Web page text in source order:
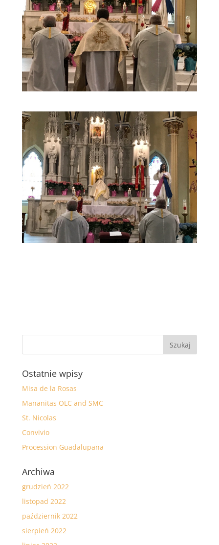
Ostatnie wpisy
Misa de la Rosas
Mananitas OLC and SMC
St. Nicolas
Convivio
Procession Guadalupana
Archiwa
grudzień 2022
listopad 2022
październik 2022
sierpień 2022